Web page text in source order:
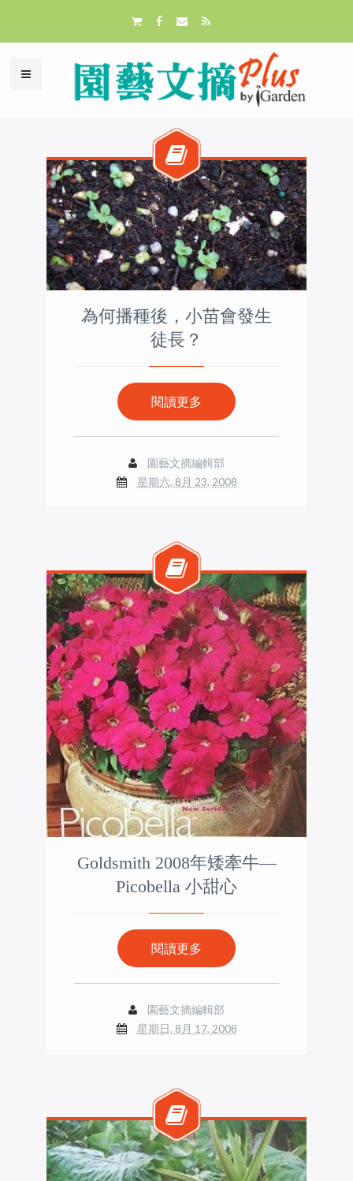
為何播種後，小苗會發生
徒長？
閱讀更多
園藝文摘編輯部
星期六, 8月 23, 2008
Goldsmith 2008年矮牽牛—
Picobella 小甜心
閱讀更多
園藝文摘編輯部
星期日, 8月 17, 2008